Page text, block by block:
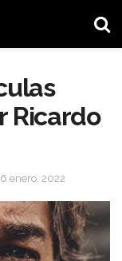
Ricardo
enero, 2022